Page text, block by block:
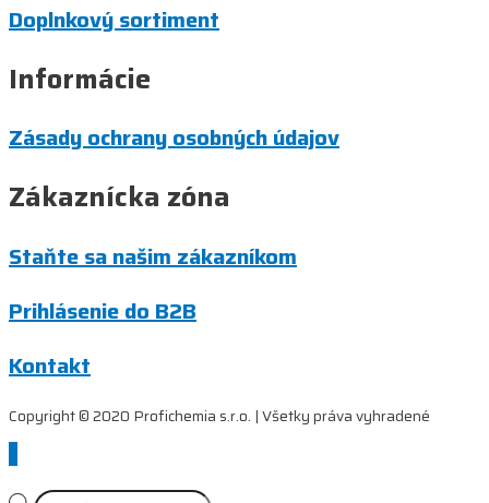
Doplnkový sortiment
Informácie
Zásady ochrany osobných údajov
Zákaznícka zóna
Staňte sa našim zákazníkom
Prihlásenie do B2B
Kontakt
Copyright © 2020 Profichemia s.r.o. | Všetky práva vyhradené